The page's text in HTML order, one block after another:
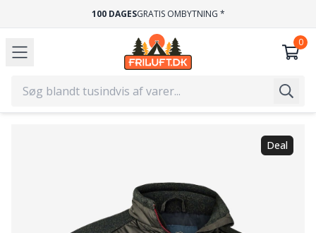
100 DAGESGRATIS OMBYTNING *
Deal